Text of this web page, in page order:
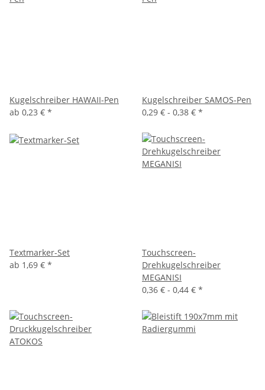
Kugelschreiber HAWAII-Pen
ab 0,23 € *
Kugelschreiber SAMOS-Pen
0,29 € - 0,38 € *
Textmarker-Set
ab 1,69 € *
Touchscreen-
Drehkugelschreiber
MEGANISI
0,36 € - 0,44 € *